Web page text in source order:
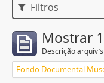
Filtros
Mostrar
Descrição
Fondo Documental